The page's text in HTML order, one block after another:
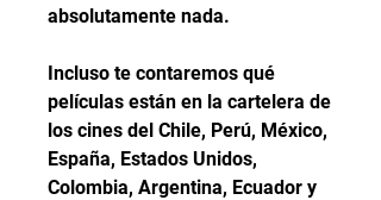
absolutamente nada.
Incluso te contaremos qué
películas están en la cartelera de
los cines del Chile, Perú, México,
España, Estados Unidos,
Colombia, Argentina, Ecuador y